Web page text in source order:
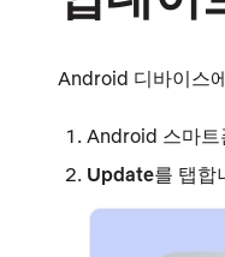
Android 디바이스
Android 스마트
Update를 탭합